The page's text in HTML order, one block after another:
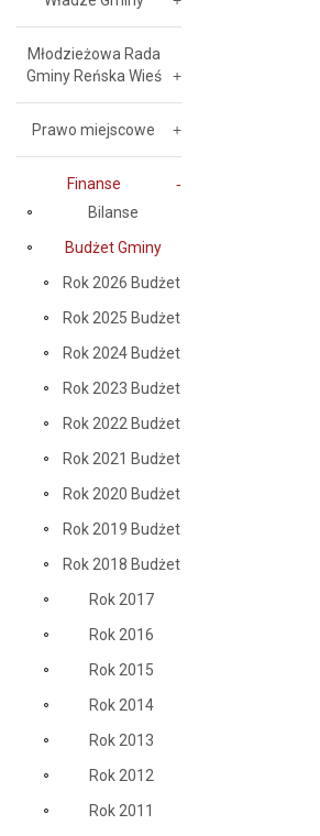
Młodzieżowa Rada
Gminy Reńska Wieś
Prawo miejscowe
Finanse
Bilanse
Budżet Gminy
Rok 2026 Budżet
Rok 2025 Budżet
Rok 2024 Budżet
Rok 2023 Budżet
Rok 2022 Budżet
Rok 2021 Budżet
Rok 2020 Budżet
Rok 2019 Budżet
Rok 2018 Budżet
Rok 2017
Rok 2016
Rok 2015
Rok 2014
Rok 2013
Rok 2012
Rok 2011